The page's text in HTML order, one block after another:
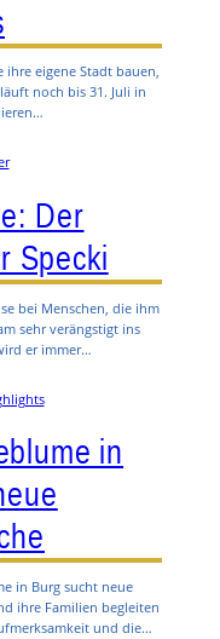
eigene Stadt bauen,
noch bis 31. Juli in
Der
Specki
bei Menschen, die ihm
sehr verängstigt ins
er immer…
in
in Burg sucht neue
ihre Familien begleiten
und die…